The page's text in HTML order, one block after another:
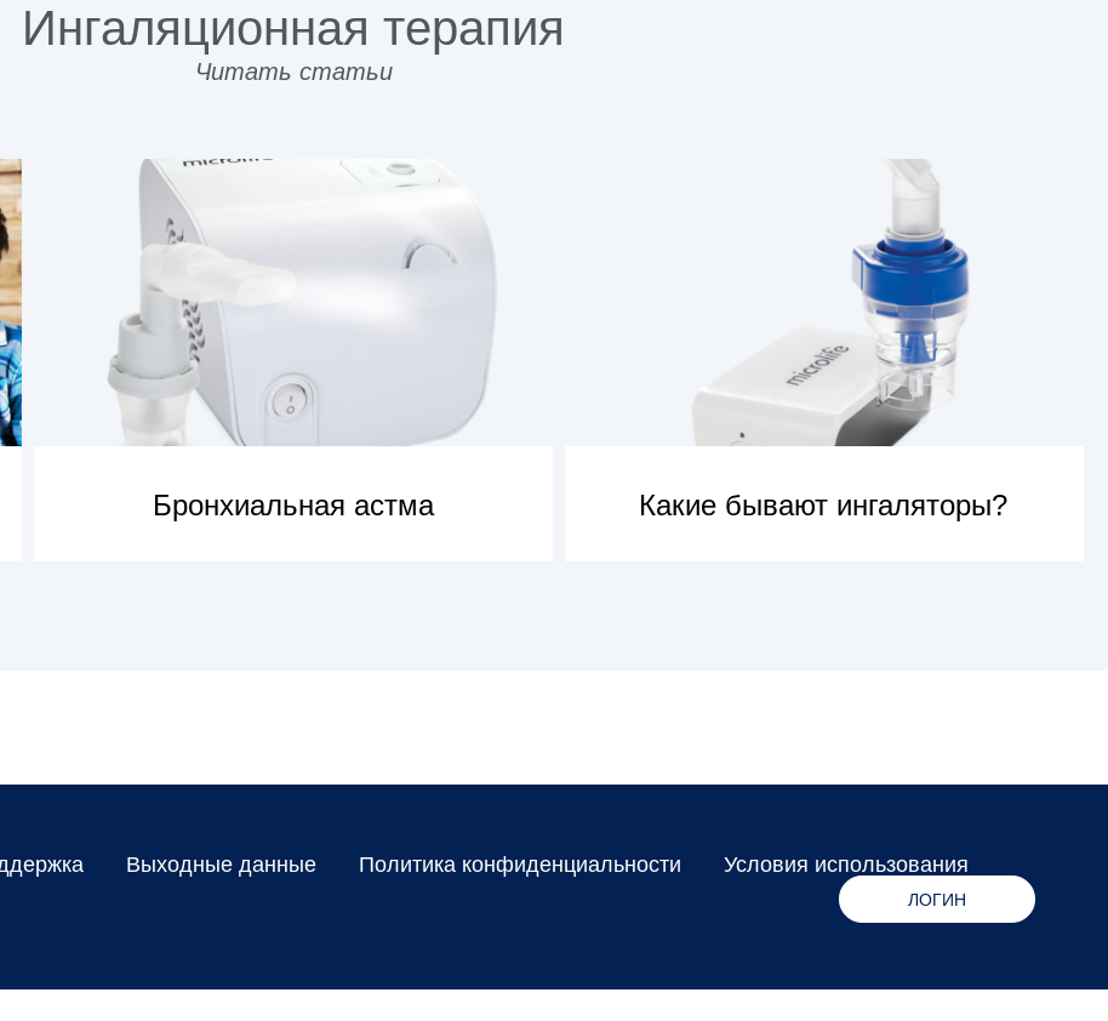
Ингаляционная терапия
Читать статьи
Бронхиальная астма Какие бывают ингаляторы?
Выходные данные Политика конфиденциальности Условия использования
ЛОГИН